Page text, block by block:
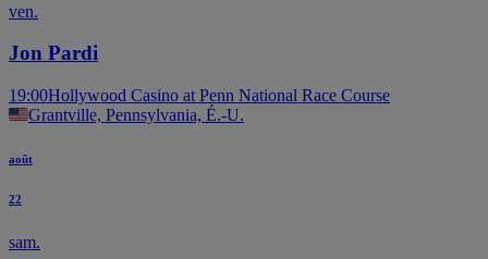
ven.
Jon Pardi
19:00Hollywood Casino at Penn National Race Course
Grantville, Pennsylvania, É.-U.
août
22
sam.